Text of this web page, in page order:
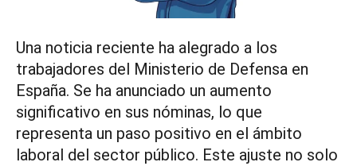
Una noticia reciente ha alegrado a los
trabajadores del Ministerio de Defensa en
España. Se ha anunciado un aumento
significativo en sus nóminas, lo que
representa un paso positivo en el ámbito
laboral del sector público. Este ajuste no solo